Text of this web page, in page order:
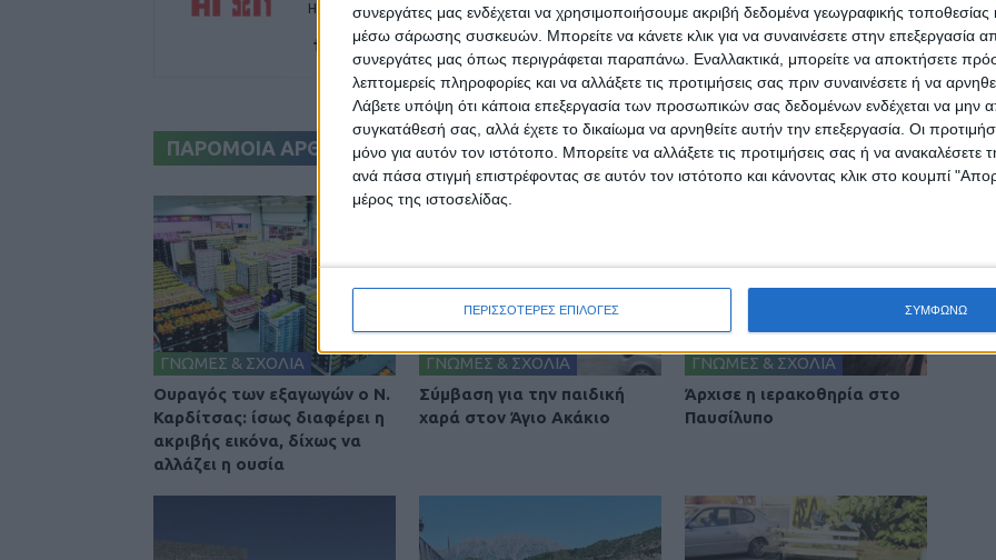
συνεργάτες μας ενδέχεται να χρησιμοποιήσουμε ακριβή δεδομένα γεωγραφικής τοποθεσίας
μέσω σάρωσης συσκευών. Μπορείτε να κάνετε κλικ για να συναινέσετε στην επεξεργασία
συνεργάτες μας όπως περιγράφεται παραπάνω. Εναλλακτικά, μπορείτε να αποκτήσετε
λεπτομερείς πληροφορίες και να αλλάξετε τις προτιμήσεις σας πριν συναινέσετε ή να
Λάβετε υπόψη ότι κάποια επεξεργασία των προσωπικών σας δεδομένων ενδέχεται να μην
συγκατάθεσή σας, αλλά έχετε το δικαίωμα να αρνηθείτε αυτήν την επεξεργασία. Οι
μόνο για αυτόν τον ιστότοπο. Μπορείτε να αλλάξετε τις προτιμήσεις σας ή να ανακαλέσετε
ανά πάσα στιγμή επιστρέφοντας σε αυτόν τον ιστότοπο και κάνοντας κλικ στο κουμπί
μέρος της ιστοσελίδας.
ΠΕΡΙΣΣΟΤΕΡΕΣ ΕΠΙΛΟΓΕΣ ΣΥΜΦΩΝΩ
Η Αρχαιότερη Καθημερινή Πρωινή Εφημερίδα της Καρδίτσας
ΠΑΡΟΜΟΙΑ ΑΡΘΡΑ
ΓΝΩΜΕΣ & ΣΧΟΛΙΑ
Ουραγός των εξαγωγών ο Ν.
Καρδίτσας: ίσως διαφέρει η
ακριβής εικόνα, δίχως να
αλλάζει η ουσία
ΓΝΩΜΕΣ & ΣΧΟΛΙΑ
Σύμβαση για την παιδική
χαρά στον Άγιο Ακάκιο
ΓΝΩΜΕΣ & ΣΧΟΛΙΑ
Άρχισε η ιερακοθηρία στο
Παυσίλυπο